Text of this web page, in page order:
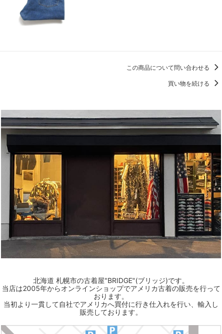
この商品について問い合わせる
買い物を続ける
北海道 札幌市の古着屋"BRIDGE"(ブリッジ)です。
当店は2005年からオンラインショップでアメリカ古着の販売を行って
おります。
当初より一貫して自社でアメリカへ買付に行き仕入れを行い、輸入し
販売しております。